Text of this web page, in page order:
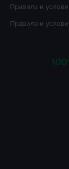
Правила и
Правила и